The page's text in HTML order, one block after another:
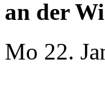
an der
Mo 22.